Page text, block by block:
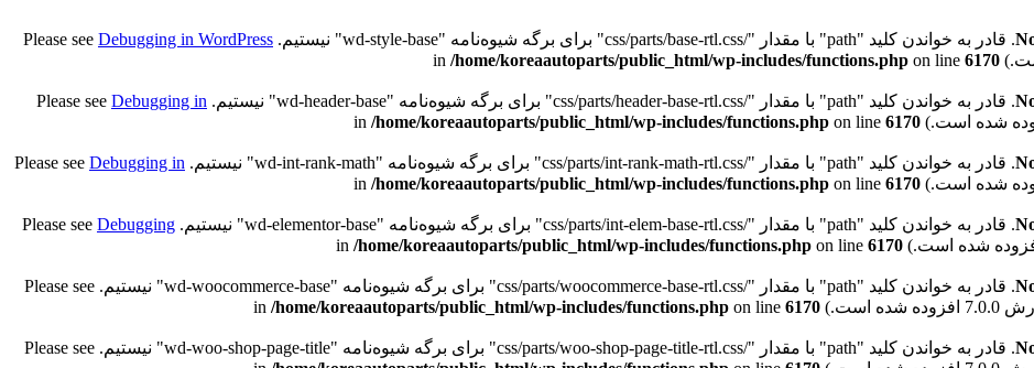
. قادر به خواندن کلید "path" با مقدار "/css/parts/base-rtl.css" برای برگه شیوه‌نامه "wd-style-base" نیستیم. Please see
Debugging in WordPress
/home/koreaautoparts/public_html/wp-includes/functions.php on line 6170
. قادر به خواندن کلید "path" با مقدار "/css/parts/header-base-rtl.css" برای برگه شیوه‌نامه "wd-header-base" نیستیم. Please see
Debugging in
/home/koreaautoparts/public_html/wp-includes/functions.php on line 6170
. قادر به خواندن کلید "path" با مقدار "/css/parts/int-rank-math-rtl.css" برای برگه شیوه‌نامه "wd-int-rank-math" نیستیم. Please see
Debugging in
/home/koreaautoparts/public_html/wp-includes/functions.php on line 6170
. قادر به خواندن کلید "path" با مقدار "/css/parts/int-elem-base-rtl.css" برای برگه شیوه‌نامه "wd-elementor-base" نیستیم. Please see
Debugging
/home/koreaautoparts/public_html/wp-includes/functions.php on line 6170
. قادر به خواندن کلید "path" با مقدار "/css/parts/woocommerce-base-rtl.css" برای برگه شیوه‌نامه "wd-woocommerce-base" نیستیم. Please see
/home/koreaautoparts/public_html/wp-includes/functions.php on line 6170
. قادر به خواندن کلید "path" با مقدار "/css/parts/woo-shop-page-title-rtl.css" برای برگه شیوه‌نامه "wd-woo-shop-page-title" نیستیم. Please see